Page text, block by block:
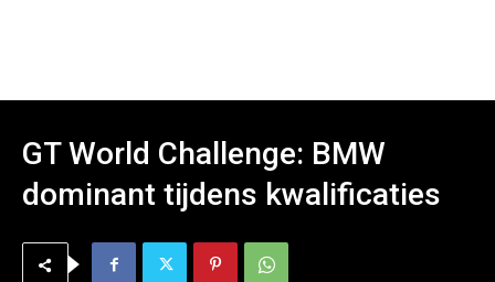
GT World Challenge: BMW
dominant tijdens kwalificaties